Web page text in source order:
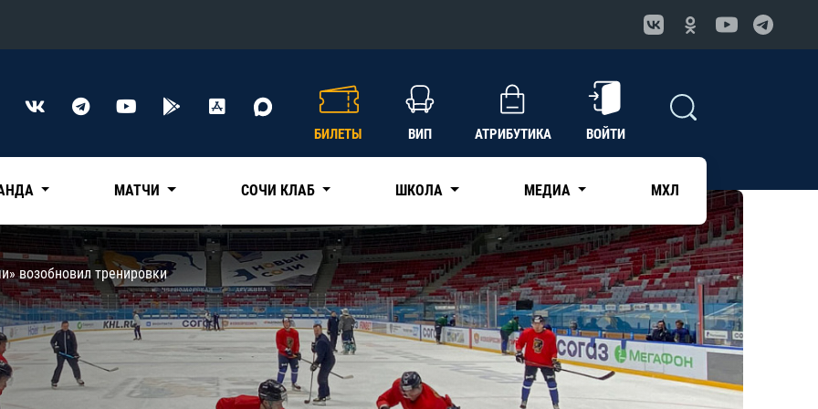
Конференция «Восток»
Нефтехимик
Трактор
Дивизион Чернышева
Авангард
Адмирал
КХЛ
БИЛЕТЫ ВИП АТРИБУТИКА ВОЙТИ
МАТЧИ СОЧИ КЛАБ ШКОЛА МЕДИА МХЛ
возобновил тренировки